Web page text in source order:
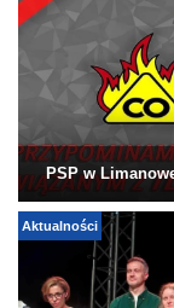
PSP w
Aktualności